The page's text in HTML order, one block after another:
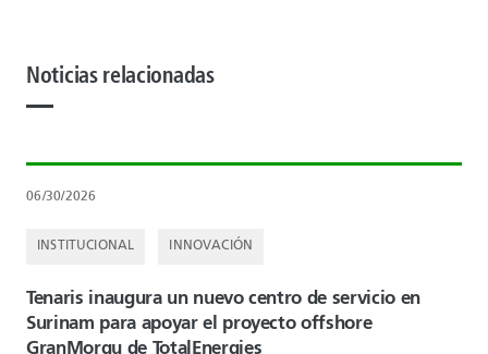
Noticias relacionadas
06/30/2026
INSTITUCIONAL INNOVACIÓN
Tenaris inaugura un nuevo centro de servicio en
Surinam para apoyar el proyecto offshore
GranMorgu de TotalEnergies